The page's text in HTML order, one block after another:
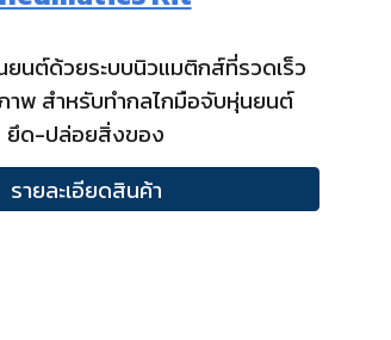
นต์ด้วยระบบนิวแมติกส์ที่รวดเร็ว
าพ สำหรับทำกลไกมือจับหุ่นยนต์
ยึด-ปล่อยสิ่งของ
รายละเอียดสินค้า